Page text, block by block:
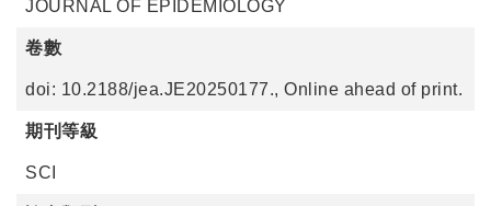
JOURNAL OF EPIDEMIOLOGY
卷數
doi: 10.2188/jea.JE20250177., Online ahead of print.
期刊等級
SCI